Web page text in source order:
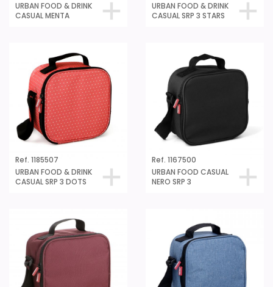
URBAN FOOD & DRINK
CASUAL MENTA
URBAN FOOD & DRINK
CASUAL SRP 3 STARS
Ref. 1185507
URBAN FOOD & DRINK
CASUAL SRP 3 DOTS
Ref. 1167500
URBAN FOOD CASUAL
NERO SRP 3